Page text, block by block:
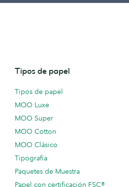
Tipos de papel
Tipos de papel
MOO Luxe
MOO Super
MOO Cotton
MOO Clásico
Tipografía
Paquetes de Muestra
Papel con certificación FSC®